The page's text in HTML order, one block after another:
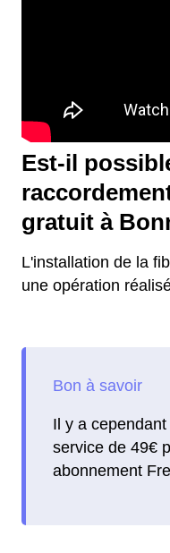
Est-il
gratuit à
L'installation de la
une opération
Il y a
service de 49€
abonnement